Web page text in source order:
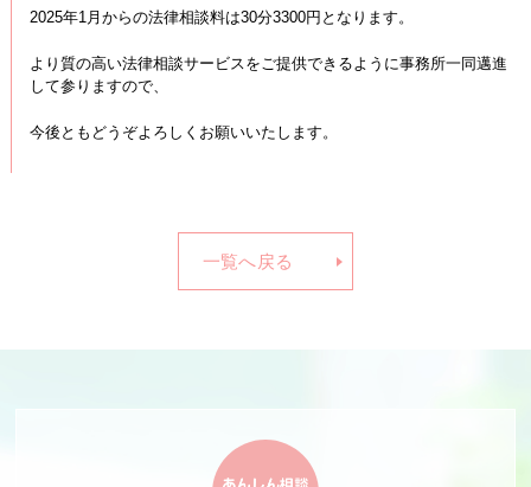
2025年1月からの法律相談料は30分3300円となります。
より質の高い法律相談サービスをご提供できるように事務所一同邁進
して参りますので、
今後ともどうぞよろしくお願いいたします。
一覧へ戻る